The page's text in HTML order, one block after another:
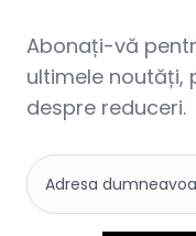
Abonați-vă
ultimele noutăți,
despre reduceri.